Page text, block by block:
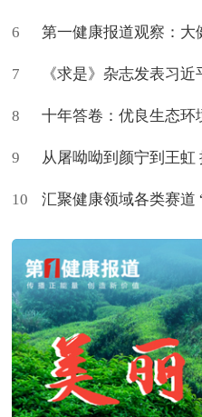
6 第一健康报道观察：大
生新命题
7 《求是》杂志发表习
设健康中国》
8 十年答卷：优良生态环
体
9 从屠呦呦到颜宁到王虹
世界
10 汇聚健康领域各类赛道
条上新了